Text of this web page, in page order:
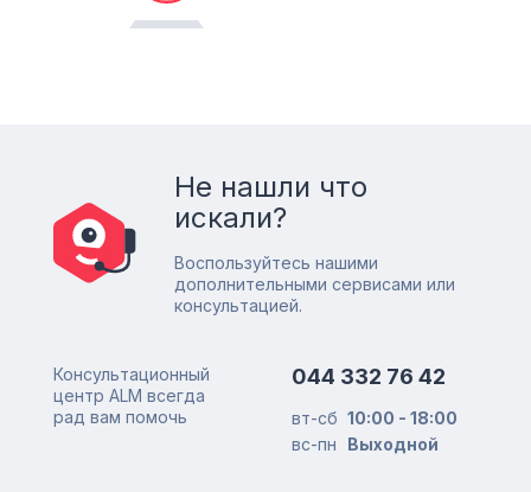
Не нашли что
искали?
Воспользуйтесь нашими
дополнительными сервисами или
консультацией.
Консультационный
центр ALM всегда
рад вам помочь
044 332 76 42
вт-сб 10:00 - 18:00
вс-пн
Выходной